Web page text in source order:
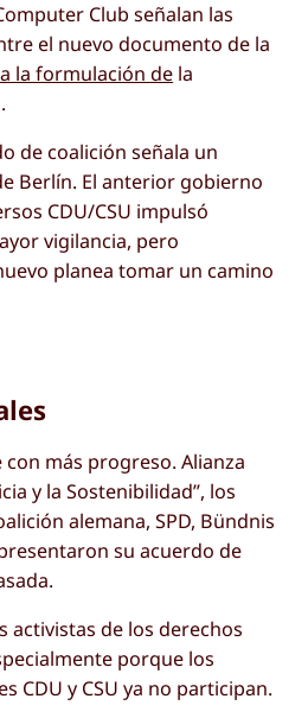
Club señalan las
el nuevo documento de la
la formulación de la
de coalición señala un
Berlín. El anterior gobierno
CDU/CSU impulsó
vigilancia, pero
planea tomar un camino
más progreso. Alianza
y la Sostenibilidad”, los
alemana, SPD, Bündnis
su acuerdo de
activistas de los derechos
porque los
CDU y CSU ya no participan.